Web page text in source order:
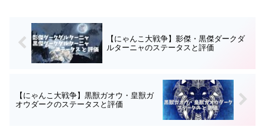
【にゃんこ大戦争】影傑・黒傑ダークダ
ルターニャのステータスと評価
【にゃんこ大戦争】黒獣ガオウ・皇獣ガ
オウダークのステータスと評価